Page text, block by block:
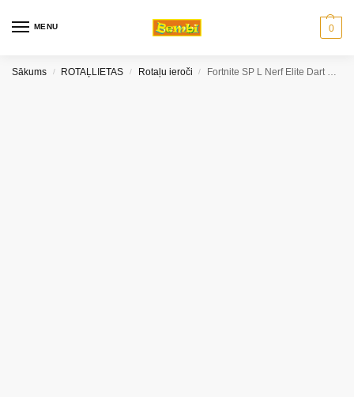
MENU 0
Sākums / ROTAĻLIETAS / Rotaļu ieroči / Fortnite SP L Nerf Elite Dart Blaster E6717